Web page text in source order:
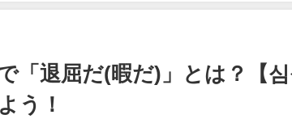
「退屈だ(暇だ)」とは？【
う！